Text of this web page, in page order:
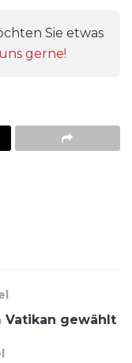
Sie etwas
gerne!
Vatikan gewählt